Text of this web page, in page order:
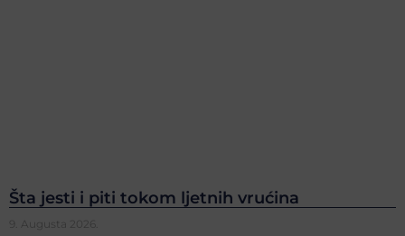
Šta jesti i piti tokom ljetnih vrućina
9. Augusta 2026.